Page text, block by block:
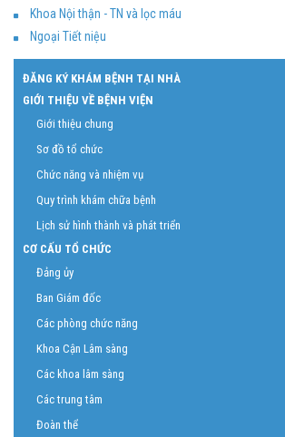
Khoa Nội thận - TN và lọc máu
Ngoại Tiết niệu
ĐĂNG KÝ KHÁM BỆNH TẠI NHÀ
GIỚI THIỆU VỀ BỆNH VIỆN
Giới thiệu chung
Sơ đồ tổ chức
Chức năng và nhiệm vụ
Quy trình khám chữa bệnh
Lịch sử hình thành và phát triển
CƠ CẤU TỔ CHỨC
Đảng ủy
Ban Giám đốc
Các phòng chức năng
Khoa Cận Lâm sàng
Các khoa lâm sàng
Các trung tâm
Đoàn thể